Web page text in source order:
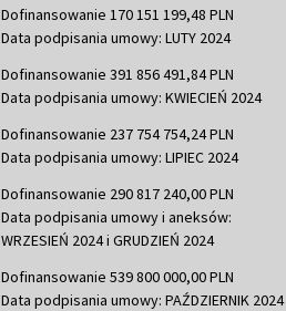
Dofinansowanie 170 151 199,48 PLN
Data podpisania umowy: LUTY 2024
Dofinansowanie 391 856 491,84 PLN
Data podpisania umowy: KWIECIEŃ 2024
Dofinansowanie 237 754 754,24 PLN
Data podpisania umowy: LIPIEC 2024
Dofinansowanie 290 817 240,00 PLN
Data podpisania umowy i aneksów:
WRZESIEŃ 2024 i GRUDZIEŃ 2024
Dofinansowanie 539 800 000,00 PLN
Data podpisania umowy: PAŹDZIERNIK 2024